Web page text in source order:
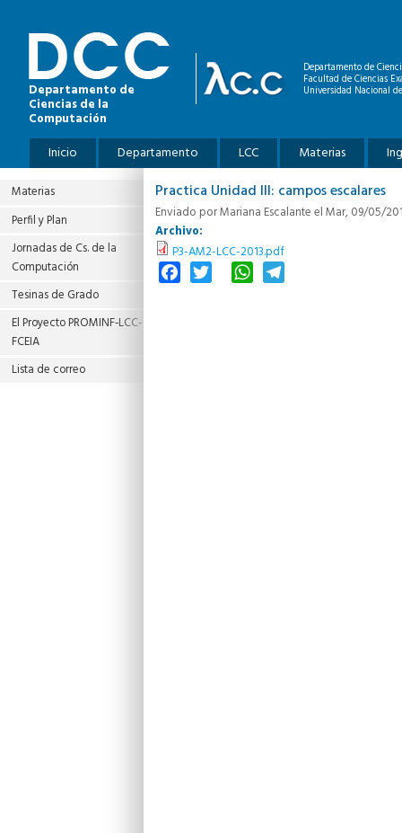
Departamento de
Ciencias de la
Computación
Departamento de
Facultad de Ciencias
Universidad Nacional
Menú principal
Inicio Departamento LCC Materias
Materias
Perfil y Plan
Jornadas de Cs. de la
Computación
Tesinas de Grado
El Proyecto PROMINF‐LCC‐
FCEIA
Lista de correo
Practica Unidad III: campos escalares
Enviado porMariana Escalanteel Mar, 09/05/
Archivo:
P3-AM2-LCC-2013.pdf
FacebookTwitter WhatsApp